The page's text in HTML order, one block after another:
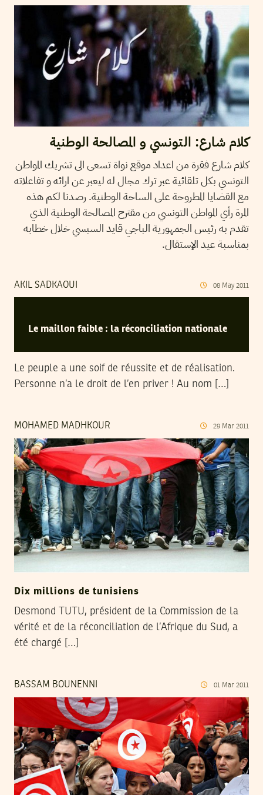
كلام شارع: التونسي و المصالحة الوطنية
كلام شارع فقرة من اعداد موقع نواة تسعى الى تشريك المواطن
التونسي بكل تلقائية عبر ترك مجال له ليعبر عن ارائه و تفاعلاته
مع القضايا المطروحة على الساحة الوطنية. رصدنا لكم هذه
المرة رأي المواطن التونسي من مقترح المصالحة الوطنية الذي
تقدم به رئيس الجمهورية الباجي قايد السبسي خلال خطابه
بمناسبة عيد الإستقال.
AKIL SADKAOUI 08 May 2011
Le maillon faible : la réconciliation nationale
Le peuple a une soif de réussite et de réalisation.
Personne n’a le droit de l’en priver ! Au nom […]
MOHAMED MADHKOUR 29 Mar 2011
Dix millions de tunisiens
Desmond TUTU, président de la Commission de la
vérité et de la réconciliation de l’Afrique du Sud, a
été chargé […]
BASSAM BOUNENNI 01 Mar 2011